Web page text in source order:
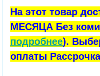
На этот товар
МЕСЯЦА Без
подробнее).
оплаты